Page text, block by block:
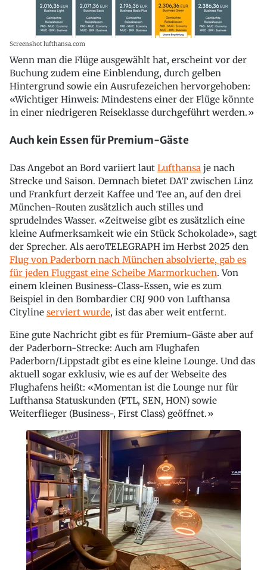
Screenshot lufthansa.com
Wenn man die Flüge ausgewählt hat, erscheint vor der
Buchung zudem eine Einblendung, durch gelben
Hintergrund sowie ein Ausrufezeichen hervorgehoben:
«Wichtiger Hinweis: Mindestens einer der Flüge könnte
in einer niedrigeren Reiseklasse durchgeführt werden.»
Auch kein Essen für Premium-Gäste
Das Angebot an Bord variiert laut Lufthansa je nach
Strecke und Saison. Demnach bietet DAT zwischen Linz
und Frankfurt derzeit Kaffee und Tee an, auf den drei
München-Routen zusätzlich auch stilles und
sprudelndes Wasser. «Zeitweise gibt es zusätzlich eine
kleine Aufmerksamkeit wie ein Stück Schokolade», sagt
der Sprecher. Als aeroTELEGRAPH im Herbst 2025 den
Flug von Paderborn nach München absolvierte, gab es
für jeden Fluggast eine Scheibe Marmorkuchen. Von
einem kleinen Business-Class-Essen, wie es zum
Beispiel in den Bombardier CRJ 900 von Lufthansa
Cityline serviert wurde, ist das aber weit entfernt.
Eine gute Nachricht gibt es für Premium-Gäste aber auf
der Paderborn-Strecke: Auch am Flughafen
Paderborn/Lippstadt gibt es eine kleine Lounge. Und das
aktuell sogar exklusiv, wie es auf der Webseite des
Flughafens heißt: «Momentan ist die Lounge nur für
Lufthansa Statuskunden (FTL, SEN, HON) sowie
Weiterflieger (Business-, First Class) geöffnet.»